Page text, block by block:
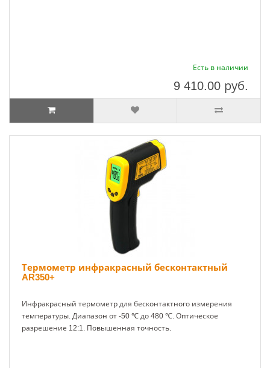
Есть в наличии
9 410.00 руб.
Термометр инфракрасный бесконтактный
AR350+
Инфракрасный термометр для бесконтактного измерения
температуры. Диапазон от -50 ℃ до 480 ℃. Оптическое
разрешение 12:1. Повышенная точность.